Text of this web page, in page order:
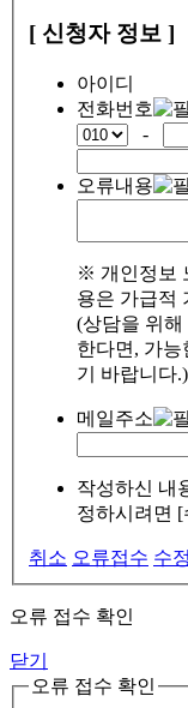
[ 신청자 정보 ]
아이디
전화번호
-
오류내용
※ 개인정보
용은 가급적
(상담을 위
한다면, 가능
기 바랍니다.)
메일주소
작성하신 내
정하시려면
취소 오류접수 수정
오류 접수 확인
닫기
오류 접수 확인